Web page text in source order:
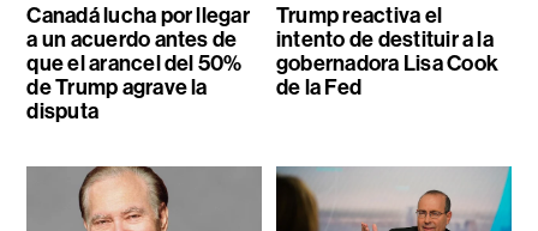
Canadá lucha por llegar
a un acuerdo antes de
que el arancel del 50%
de Trump agrave la
disputa
Trump reactiva el
intento de destituir a la
gobernadora Lisa Cook
de la Fed